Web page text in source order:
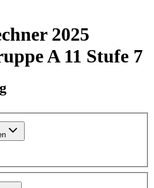
2025
A 11 Stufe 7